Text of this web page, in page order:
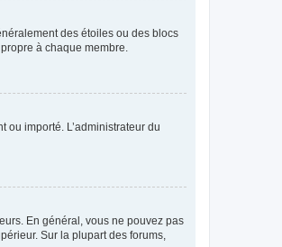
des étoiles ou des blocs
à chaque membre.
ou importé. L’administrateur du
En général, vous ne pouvez pas
Sur la plupart des forums,